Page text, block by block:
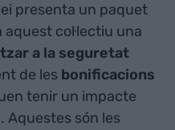
presenta un paquet
col·lectiu una
a la seguretat
de les bonificacions
tenir un impacte
Aquestes són les